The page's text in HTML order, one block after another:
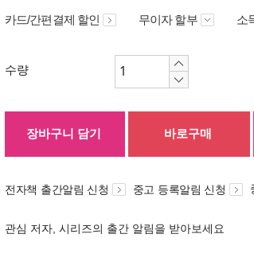
카드/간편결제 할인 무이자 할부 소
수량
장바구니 담기 바로구매
전자책 출간알림 신청 중고 등록알림 신청
관심 저자, 시리즈의 출간 알림을 받아보세요